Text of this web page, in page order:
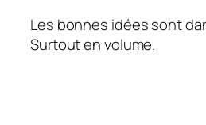
Les bonnes idées sont
Surtout en volume.